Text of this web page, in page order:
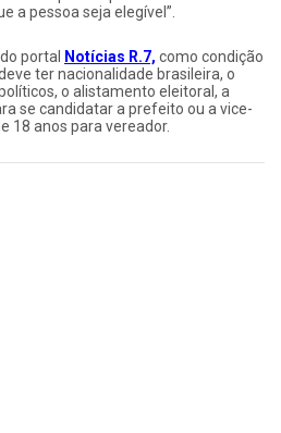
a pessoa seja elegível”.
portal Notícias R.7, como condição
ter nacionalidade brasileira, o
o alistamento eleitoral, a
se candidatar a prefeito ou a vice-
18 anos para vereador.